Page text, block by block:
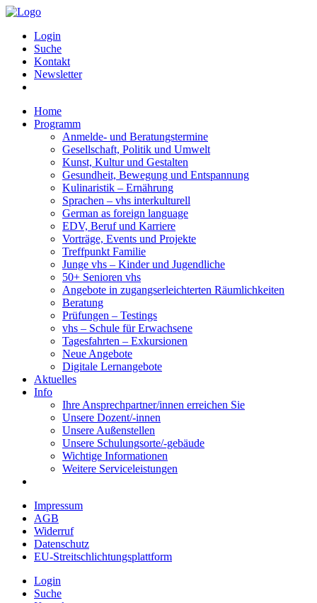
Login
Suche
Kontakt
Newsletter
Home
Programm
Anmelde- und Beratungstermine
Gesellschaft, Politik und Umwelt
Kunst, Kultur und Gestalten
Gesundheit, Bewegung und Entspannung
Kulinaristik – Ernährung
Sprachen – vhs interkulturell
German as foreign language
EDV, Beruf und Karriere
Vorträge, Events und Projekte
Treffpunkt Familie
Junge vhs – Kinder und Jugendliche
50+ Senioren vhs
Angebote in zugangserleichterten Räumlichkeiten
Beratung
Prüfungen – Testings
vhs – Schule für Erwachsene
Tagesfahrten – Exkursionen
Neue Angebote
Digitale Lernangebote
Aktuelles
Info
Ihre Ansprechpartner/innen erreichen Sie
Unsere Dozent/-innen
Unsere Außenstellen
Unsere Schulungsorte/-gebäude
Wichtige Informationen
Weitere Serviceleistungen
Impressum
AGB
Widerruf
Datenschutz
EU-Streitschlichtungsplattform
Login
Suche